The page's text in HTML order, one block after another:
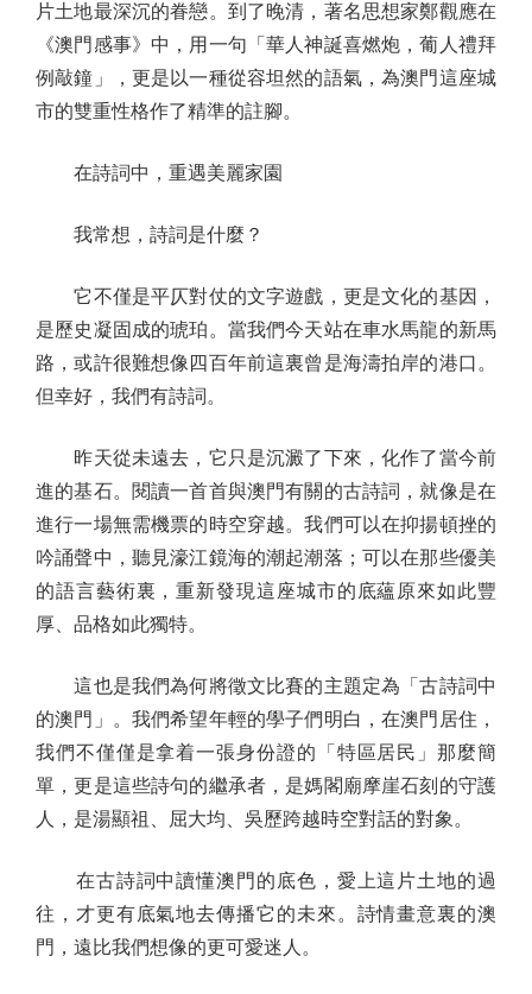
片土地最深沉的眷戀。到了晚清，著名思想家鄭觀應在
《澳門感事》中，用一句「華人神誕喜燃炮，葡人禮拜
例敲鐘」，更是以一種從容坦然的語氣，為澳門這座城
市的雙重性格作了精準的註腳。
在詩詞中，重遇美麗家園
我常想，詩詞是什麼？
它不僅是平仄對仗的文字遊戲，更是文化的基因，
是歷史凝固成的琥珀。當我們今天站在車水馬龍的新馬
路，或許很難想像四百年前這裏曾是海濤拍岸的港口。
但幸好，我們有詩詞。
昨天從未遠去，它只是沉澱了下來，化作了當今前
進的基石。閱讀一首首與澳門有關的古詩詞，就像是在
進行一場無需機票的時空穿越。我們可以在抑揚頓挫的
吟誦聲中，聽見濠江鏡海的潮起潮落；可以在那些優美
的語言藝術裏，重新發現這座城市的底蘊原來如此豐
厚、品格如此獨特。
這也是我們為何將徵文比賽的主題定為「古詩詞中
的澳門」。我們希望年輕的學子們明白，在澳門居住，
我們不僅僅是拿着一張身份證的「特區居民」那麼簡
單，更是這些詩句的繼承者，是媽閣廟摩崖石刻的守護
人，是湯顯祖、屈大均、吳歷跨越時空對話的對象。
在古詩詞中讀懂澳門的底色，愛上這片土地的過
往，才更有底氣地去傳播它的未來。詩情畫意裏的澳
門，遠比我們想像的更可愛迷人。